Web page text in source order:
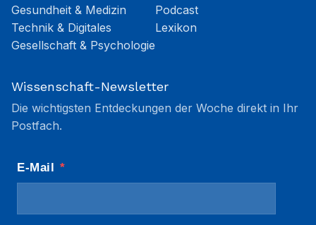
Gesundheit & Medizin
Technik & Digitales
Gesellschaft & Psychologie
Podcast
Lexikon
Wissenschaft-Newsletter
Die wichtigsten Entdeckungen der Woche direkt in Ihr
Postfach.